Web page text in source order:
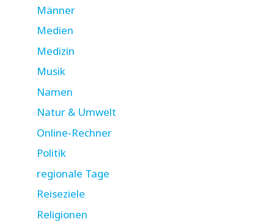
Männer
Medien
Medizin
Musik
Namen
Natur & Umwelt
Online-Rechner
Politik
regionale Tage
Reiseziele
Religionen